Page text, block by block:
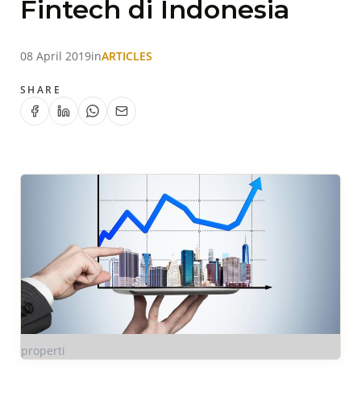
Fintech di Indonesia
08 April 2019inARTICLES
SHARE
properti